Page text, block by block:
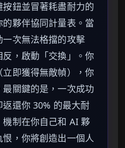
鈕並冒著耗盡耐力的
夥伴協同計量表。當
次無法格擋的攻擊
，啟動「交換」。你
即獲得無敵幀），你
關鍵的是，一次成功
還你 30% 的最大耐
制在你自己和 AI 夥
，你將創造出一個人